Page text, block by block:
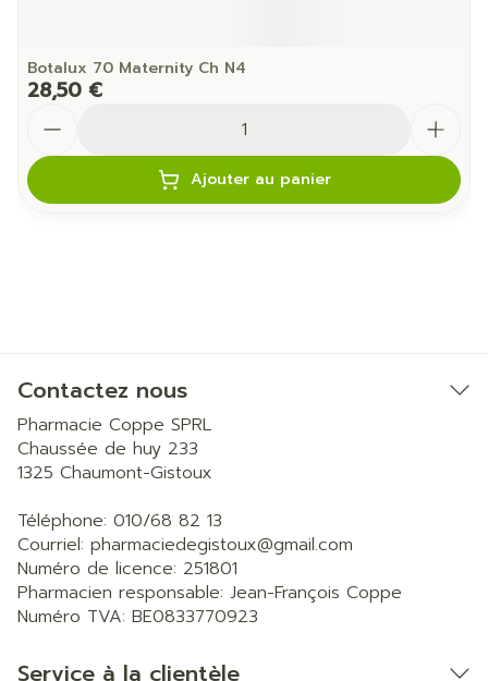
Botalux 70 Maternity Ch N4
28,50 €
Ajouter au panier
Contactez nous
Pharmacie Coppe SPRL
Chaussée de huy 233
1325 Chaumont-Gistoux
Téléphone: 010/68 82 13
Courriel: pharmaciedegistoux@gmail.com
Numéro de licence: 251801
Pharmacien responsable: Jean-François Coppe
Numéro TVA: BE0833770923
Service à la clientèle